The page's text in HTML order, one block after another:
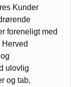
Kunder
foreneligt med
ulovlig
og tab,